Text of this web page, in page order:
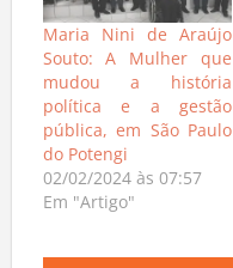
Maria Nini de Araújo
Souto: A Mulher que
mudou a história
política e a gestão
pública, em São Paulo
do Potengi
02/02/2024 às 07:57
Em "Artigo"